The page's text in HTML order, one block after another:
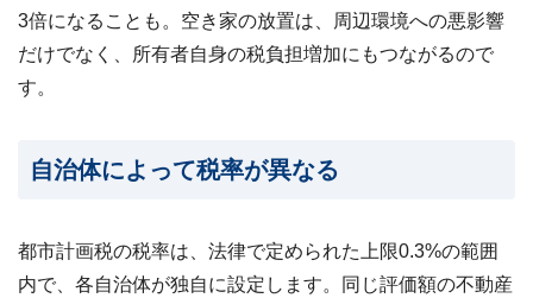
3倍になることも。空き家の放置は、周辺環境への悪影響
だけでなく、所有者自身の税負担増加にもつながるので
す。
自治体によって税率が異なる
都市計画税の税率は、法律で定められた上限0.3%の範囲
内で、各自治体が独自に設定します。同じ評価額の不動産